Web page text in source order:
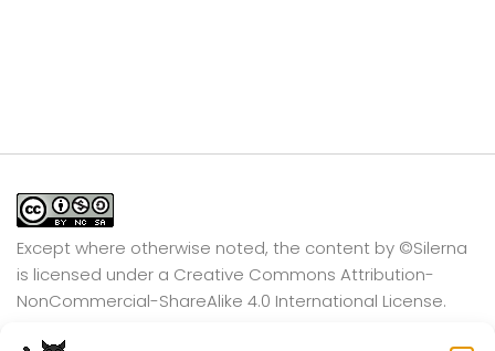
Except where otherwise noted, the content by ©Silerna
is licensed under a Creative Commons Attribution-
NonCommercial-ShareAlike 4.0 International License.